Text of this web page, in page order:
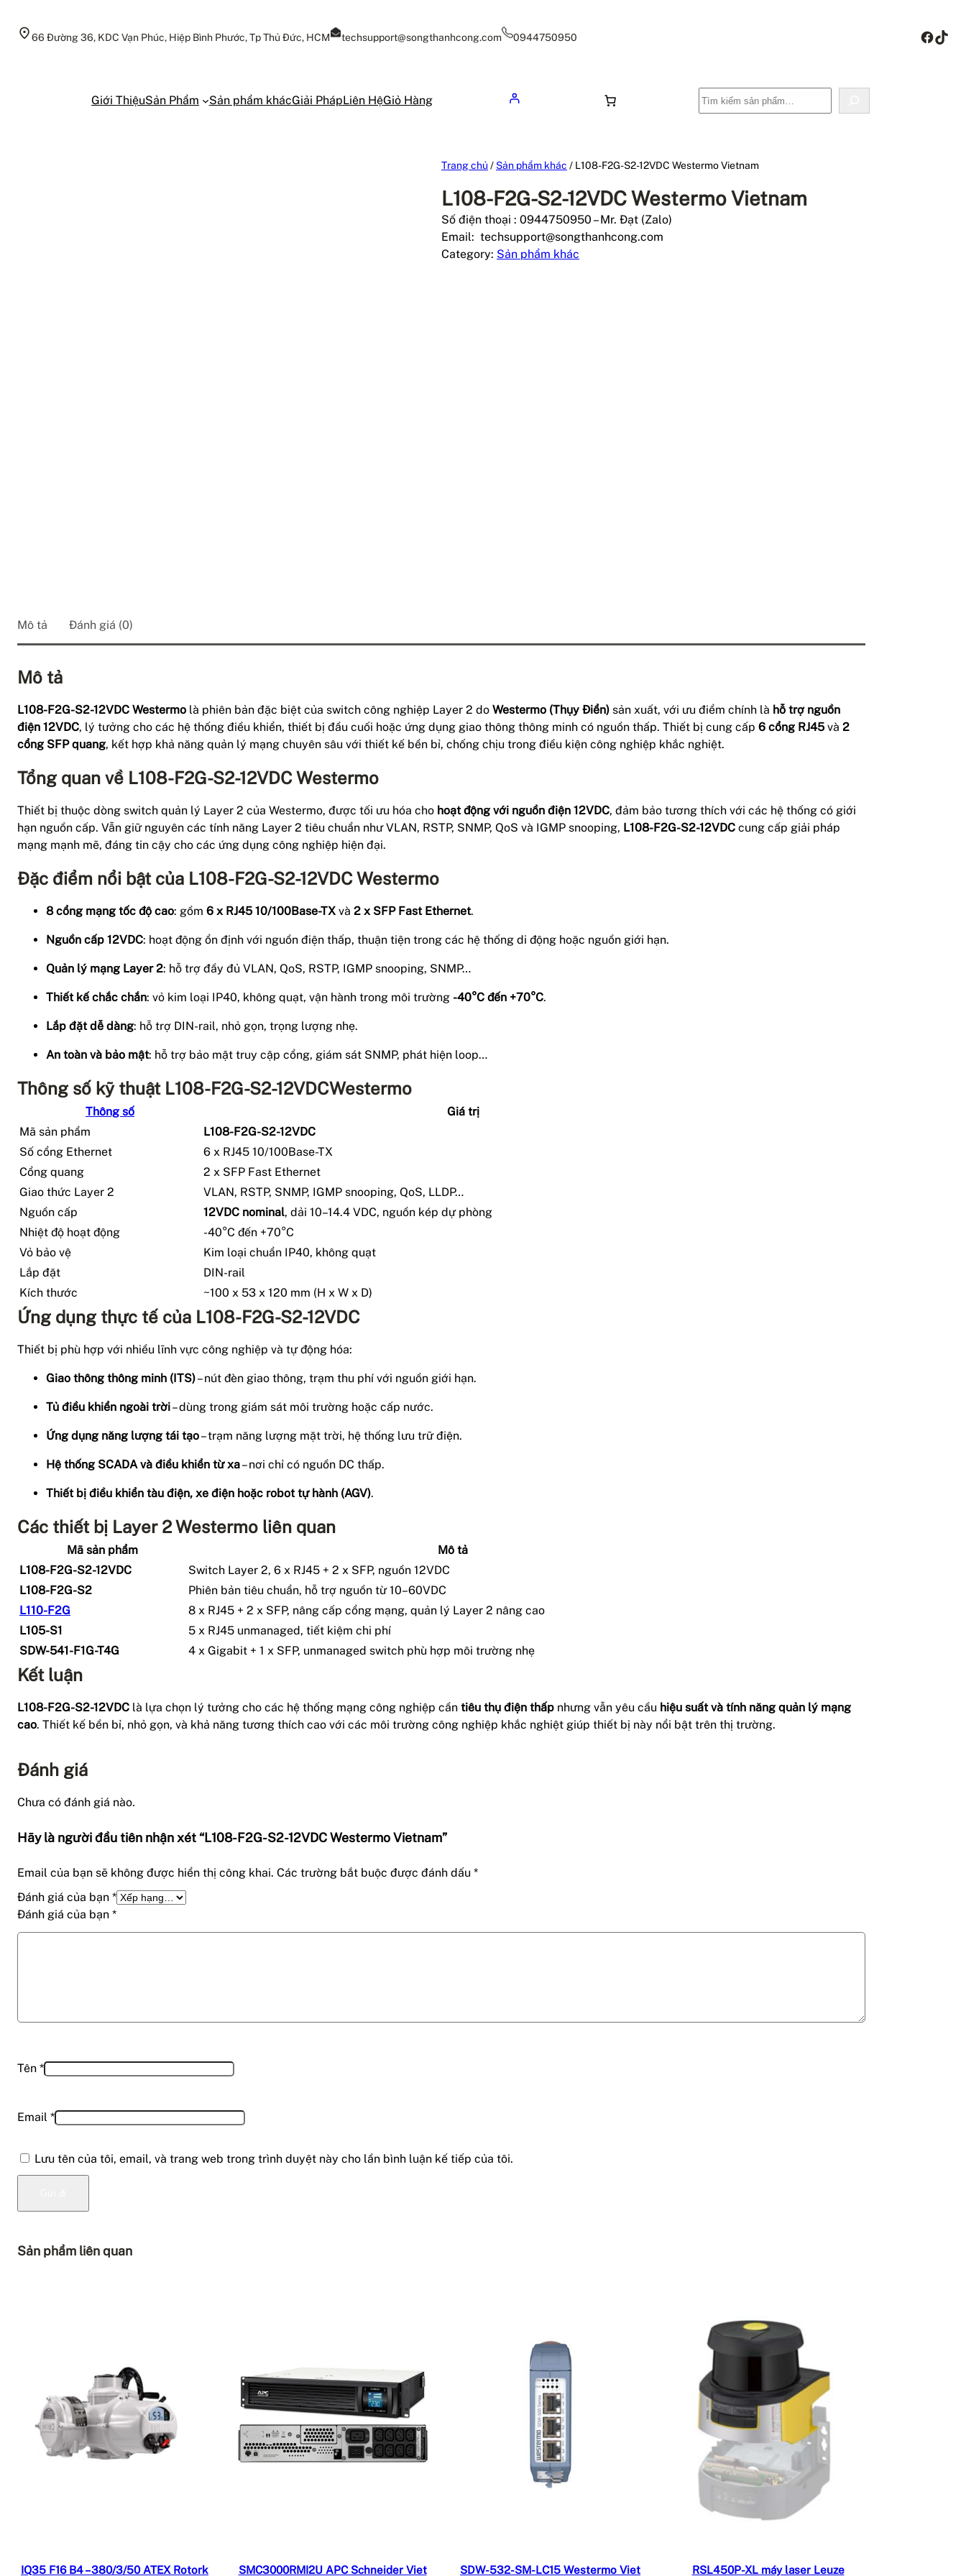
66 Đường 36, KDC Vạn Phúc, Hiệp Bình Phước, Tp Thủ Đức, HCM techsupport@songthanhcong.com 0944750950
Giới ThiệuSản Phẩm Sản phẩm khácGiải PhápLiên HệGiỏ Hàng
Tìm
kiếm
Trang chủ / Sản phẩm khác / L108-F2G-S2-12VDC Westermo Vietnam
L108-F2G-S2-12VDC Westermo Vietnam
Số điện thoại : 0944750950 – Mr. Đạt (Zalo)
Email: techsupport@songthanhcong.com
Category: Sản phẩm khác
Mô tả Đánh giá (0)
Mô tả
L108-F2G-S2-12VDC Westermo là phiên bản đặc biệt của switch công nghiệp Layer 2 do Westermo (Thụy Điển) sản xuất, với ưu điểm chính là hỗ trợ nguồn
điện 12VDC, lý tưởng cho các hệ thống điều khiển, thiết bị đầu cuối hoặc ứng dụng giao thông thông minh có nguồn thấp. Thiết bị cung cấp 6 cổng RJ45 và 2
cổng SFP quang, kết hợp khả năng quản lý mạng chuyên sâu với thiết kế bền bỉ, chống chịu trong điều kiện công nghiệp khắc nghiệt.
Tổng quan về L108-F2G-S2-12VDC Westermo
Thiết bị thuộc dòng switch quản lý Layer 2 của Westermo, được tối ưu hóa cho hoạt động với nguồn điện 12VDC, đảm bảo tương thích với các hệ thống có giới
hạn nguồn cấp. Vẫn giữ nguyên các tính năng Layer 2 tiêu chuẩn như VLAN, RSTP, SNMP, QoS và IGMP snooping, L108-F2G-S2-12VDC cung cấp giải pháp
mạng mạnh mẽ, đáng tin cậy cho các ứng dụng công nghiệp hiện đại.
Đặc điểm nổi bật của L108-F2G-S2-12VDC Westermo
8 cổng mạng tốc độ cao: gồm 6 x RJ45 10/100Base-TX và 2 x SFP Fast Ethernet.
Nguồn cấp 12VDC: hoạt động ổn định với nguồn điện thấp, thuận tiện trong các hệ thống di động hoặc nguồn giới hạn.
Quản lý mạng Layer 2: hỗ trợ đầy đủ VLAN, QoS, RSTP, IGMP snooping, SNMP…
Thiết kế chắc chắn: vỏ kim loại IP40, không quạt, vận hành trong môi trường -40°C đến +70°C.
Lắp đặt dễ dàng: hỗ trợ DIN-rail, nhỏ gọn, trọng lượng nhẹ.
An toàn và bảo mật: hỗ trợ bảo mật truy cập cổng, giám sát SNMP, phát hiện loop…
Thông số kỹ thuật L108-F2G-S2-12VDCWestermo
Thông số
Giá trị
Mã sản phẩm
L108-F2G-S2-12VDC
Số cổng Ethernet
6 x RJ45 10/100Base-TX
Cổng quang
2 x SFP Fast Ethernet
Giao thức Layer 2
VLAN, RSTP, SNMP, IGMP snooping, QoS, LLDP…
Nguồn cấp
12VDC nominal, dải 10–14.4 VDC, nguồn kép dự phòng
Nhiệt độ hoạt động
-40°C đến +70°C
Vỏ bảo vệ
Kim loại chuẩn IP40, không quạt
Lắp đặt
DIN-rail
Kích thước
~100 x 53 x 120 mm (H x W x D)
Ứng dụng thực tế của L108-F2G-S2-12VDC
Thiết bị phù hợp với nhiều lĩnh vực công nghiệp và tự động hóa:
Giao thông thông minh (ITS)– nút đèn giao thông, trạm thu phí với nguồn giới hạn.
Tủ điều khiển ngoài trời– dùng trong giám sát môi trường hoặc cấp nước.
Ứng dụng năng lượng tái tạo– trạm năng lượng mặt trời, hệ thống lưu trữ điện.
Hệ thống SCADA và điều khiển từ xa– nơi chỉ có nguồn DC thấp.
Thiết bị điều khiển tàu điện, xe điện hoặc robot tự hành (AGV).
Các thiết bị Layer 2 Westermo liên quan
Mã sản phẩm
Mô tả
L108-F2G-S2-12VDC
Switch Layer 2, 6 x RJ45 + 2 x SFP, nguồn 12VDC
L108-F2G-S2
Phiên bản tiêu chuẩn, hỗ trợ nguồn từ 10–60VDC
L110-F2G
8 x RJ45 + 2 x SFP, nâng cấp cổng mạng, quản lý Layer 2 nâng cao
L105-S1
5 x RJ45 unmanaged, tiết kiệm chi phí
SDW-541-F1G-T4G
4 x Gigabit + 1 x SFP, unmanaged switch phù hợp môi trường nhẹ
Kết luận
L108-F2G-S2-12VDC là lựa chọn lý tưởng cho các hệ thống mạng công nghiệp cần tiêu thụ điện thấp nhưng vẫn yêu cầu hiệu suất và tính năng quản lý mạng
cao. Thiết kế bền bỉ, nhỏ gọn, và khả năng tương thích cao với các môi trường công nghiệp khắc nghiệt giúp thiết bị này nổi bật trên thị trường.
Đánh giá
Chưa có đánh giá nào.
Hãy là người đầu tiên nhận xét “L108-F2G-S2-12VDC Westermo Vietnam”
Email của bạn sẽ không được hiển thị công khai. Các trường bắt buộc được đánh dấu *
Đánh giá của bạn *
Đánh giá của bạn *
Tên *
Email *
Lưu tên của tôi, email, và trang web trong trình duyệt này cho lần bình luận kế tiếp của tôi.
Sản phẩm liên quan
Đọc tiếp
IQ35 F16 B4 – 380/3/50 ATEX Rotork
Đọc tiếp
SMC3000RMI2U APC Schneider Viet
Đọc tiếp
SDW-532-SM-LC15 Westermo Viet
Đọc tiếp
RSL450P-XL máy laser Leuze